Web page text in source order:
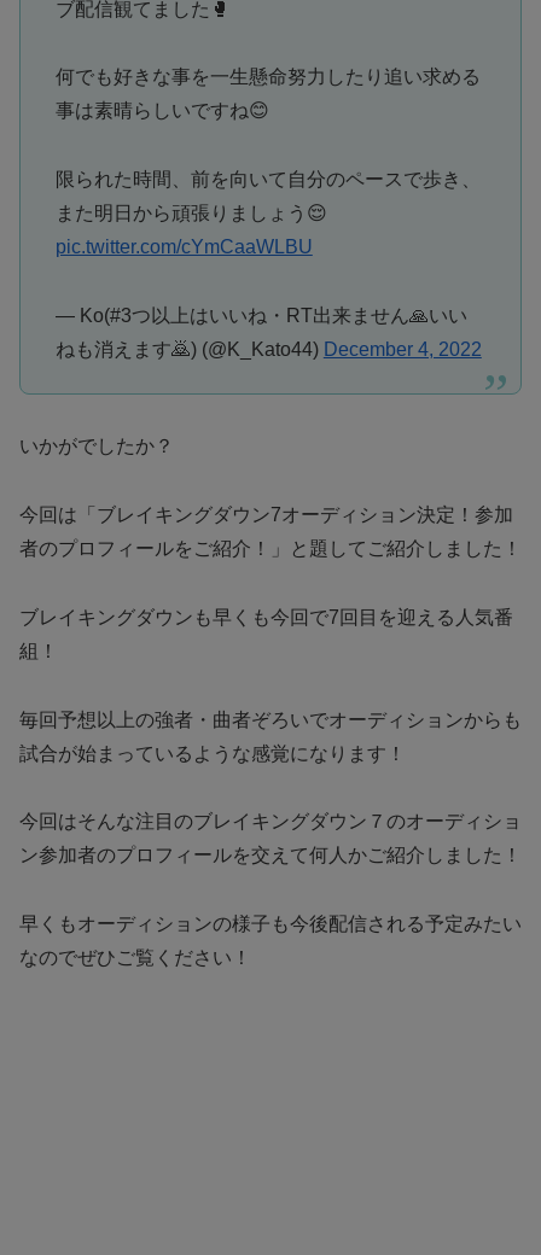
ブ配信観てました🥊
何でも好きな事を一生懸命努力したり追い求める
事は素晴らしいですね😊
限られた時間、前を向いて自分のペースで歩き、
また明日から頑張りましょう😌
pic.twitter.com/cYmCaaWLBU
— Ko(#3つ以上はいいね・RT出来ません🙏いい
ねも消えます🙇) (@K_Kato44) December 4, 2022
いかがでしたか？
今回は「ブレイキングダウン7オーディション決定！参加
者のプロフィールをご紹介！」と題してご紹介しました！
ブレイキングダウンも早くも今回で7回目を迎える人気番
組！
毎回予想以上の強者・曲者ぞろいでオーディションからも
試合が始まっているような感覚になります！
今回はそんな注目のブレイキングダウン７のオーディショ
ン参加者のプロフィールを交えて何人かご紹介しました！
早くもオーディションの様子も今後配信される予定みたい
なのでぜひご覧ください！